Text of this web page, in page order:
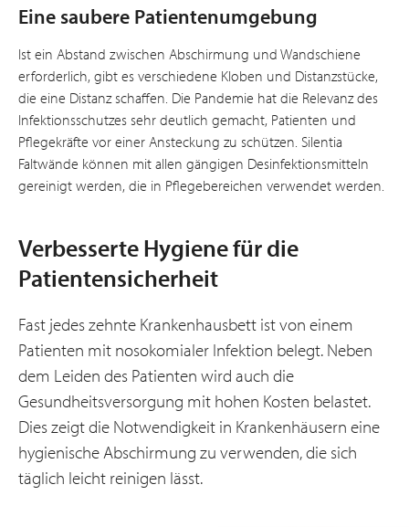
Eine saubere Patientenumgebung
Ist ein Abstand zwischen Abschirmung und Wandschiene
erforderlich, gibt es verschiedene Kloben und Distanzstücke,
die eine Distanz schaffen. Die Pandemie hat die Relevanz des
Infektionsschutzes sehr deutlich gemacht, Patienten und
Pflegekräfte vor einer Ansteckung zu schützen. Silentia
Faltwände können mit allen gängigen Desinfektionsmitteln
gereinigt werden, die in Pflegebereichen verwendet werden.
Verbesserte Hygiene für die
Patientensicherheit
Fast jedes zehnte Krankenhausbett ist von einem
Patienten mit nosokomialer Infektion belegt. Neben
dem Leiden des Patienten wird auch die
Gesundheitsversorgung mit hohen Kosten belastet.
Dies zeigt die Notwendigkeit in Krankenhäusern eine
hygienische Abschirmung zu verwenden, die sich
täglich leicht reinigen lässt.